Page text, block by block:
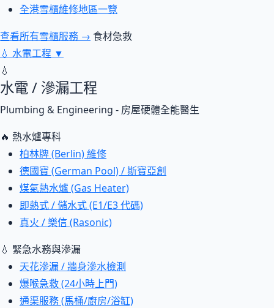
全港雪櫃維修地區一覽
查看所有雪櫃服務 → 食材急救
💧 水電工程 ▼
💧
水電 / 滲漏工程
Plumbing & Engineering - 房屋硬體全能醫生
🔥 熱水爐專科
柏林牌 (Berlin) 維修
德國寶 (German Pool) / 斯寶亞創
煤氣熱水爐 (Gas Heater)
即熱式 / 儲水式 (E1/E3 代碼)
真火 / 樂信 (Rasonic)
💧 緊急水務與滲漏
天花滲漏 / 牆身滲水檢測
爆喉急救 (24小時上門)
通渠服務 (馬桶/廚房/浴缸)